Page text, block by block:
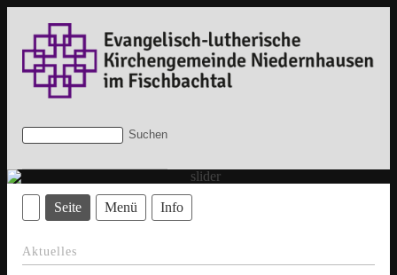
Seite Menü Info
Aktuelles